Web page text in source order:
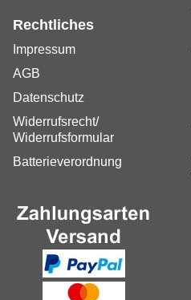
Rechtliches
Impressum
AGB
Datenschutz
Widerrufsrecht/
Widerrufsformular
Batterieverordnung